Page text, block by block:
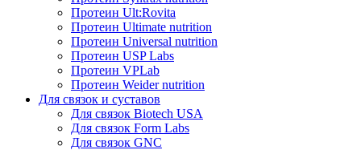
Протеин Ult:Rovita
Протеин Ultimate nutrition
Протеин Universal nutrition
Протеин USP Labs
Протеин VPLab
Протеин Weider nutrition
Для связок и суставов
Для связок Biotech USA
Для связок Form Labs
Для связок GNC